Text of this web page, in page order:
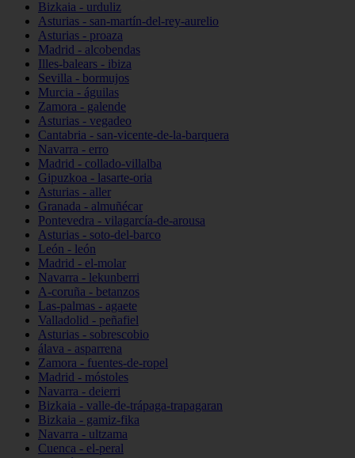
Bizkaia - urduliz
Asturias - san-martín-del-rey-aurelio
Asturias - proaza
Madrid - alcobendas
Illes-balears - ibiza
Sevilla - bormujos
Murcia - águilas
Zamora - galende
Asturias - vegadeo
Cantabria - san-vicente-de-la-barquera
Navarra - erro
Madrid - collado-villalba
Gipuzkoa - lasarte-oria
Asturias - aller
Granada - almuñécar
Pontevedra - vilagarcía-de-arousa
Asturias - soto-del-barco
León - león
Madrid - el-molar
Navarra - lekunberri
A-coruña - betanzos
Las-palmas - agaete
Valladolid - peñafiel
Asturias - sobrescobio
álava - asparrena
Zamora - fuentes-de-ropel
Madrid - móstoles
Navarra - deierri
Bizkaia - valle-de-trápaga-trapagaran
Bizkaia - gamiz-fika
Navarra - ultzama
Cuenca - el-peral